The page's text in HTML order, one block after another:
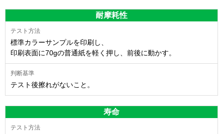
耐摩耗性
標準カラーサンプルを印刷し、
印刷表面に70gの普通紙を軽く押し、前後に動かす。
テスト後擦れがないこと。
寿命